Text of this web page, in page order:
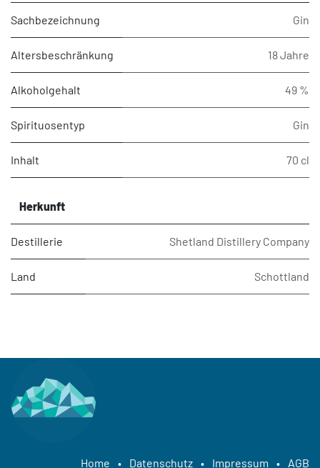
Sachbezeichnung Gin
Altersbeschränkung 18 Jahre
Alkoholgehalt 49 %
Spirituosentyp Gin
Inhalt 70 cl
Herkunft
Destillerie Shetland Distillery Company
Land Schottland
Home • Datenschutz • Impressum • AGB